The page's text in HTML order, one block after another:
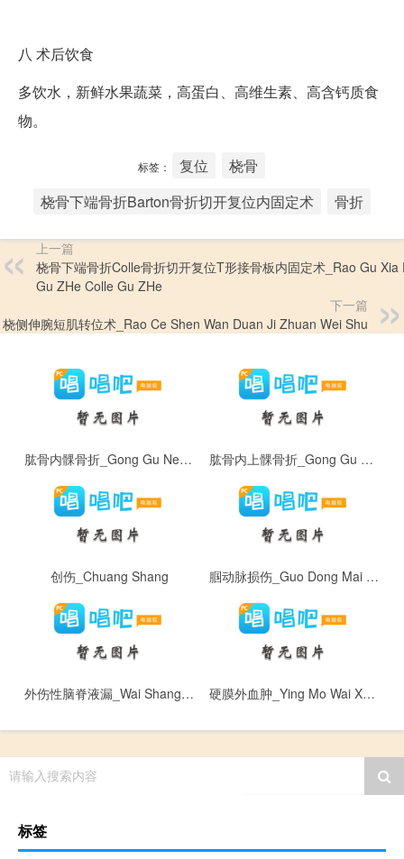
八 术后饮食
多饮水，新鲜水果蔬菜，高蛋白、高维生素、高含钙质食
物。
标签： 复位
桡骨
桡骨下端骨折Barton骨折切开复位内固定术
骨折
上一篇
桡骨下端骨折Colle骨折切开复位T形接骨板内固定术_Rao Gu Xia
Gu ZHe Colle Gu ZHe
下一篇
桡侧伸腕短肌转位术_Rao Ce Shen Wan Duan Ji Zhuan Wei Shu
肱骨内髁骨折_Gong Gu Nei Ke Gu Zhe 肱骨内上髁骨折_Gong Gu Nei Shang Ke Gu Zhe
创伤_Chuang Shang 腘动脉损伤_Guo Dong Mai Sun Shang
外伤性脑脊液漏_Wai Shang Xing Nao Ji Ye Lou 硬膜外血肿_Ying Mo Wai Xue Zhong
请输入搜索内容
标签